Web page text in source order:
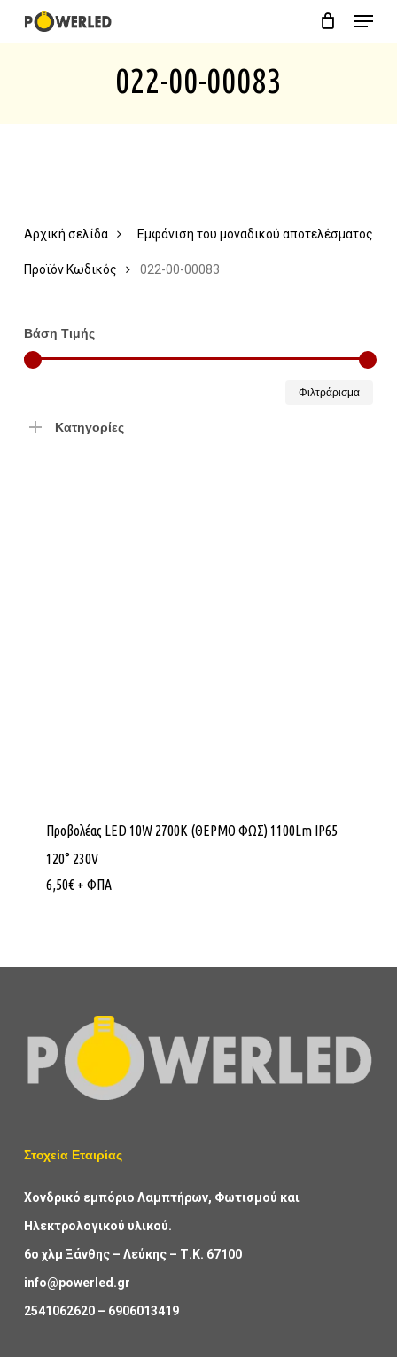
Menu
022-00-00083
Εμφάνιση του μοναδικού αποτελέσματος
Αρχική σελίδα
Προϊόν Κωδικός 022-00-00083
Βάση Τιμής
Φιλτράρισμα
Κατηγορίες
Προβολέας LED 10W 2700K (ΘΕΡΜΟ ΦΩΣ) 1100Lm IP65
120° 230V
6,50€ + ΦΠΑ
Στοχεία Εταιρίας
Χονδρικό εμπόριο Λαμπτήρων, Φωτισμού και
Ηλεκτρολογικού υλικού.
6ο χλμ Ξάνθης – Λεύκης – Τ.Κ. 67100
info@powerled.gr
2541062620– 6906013419